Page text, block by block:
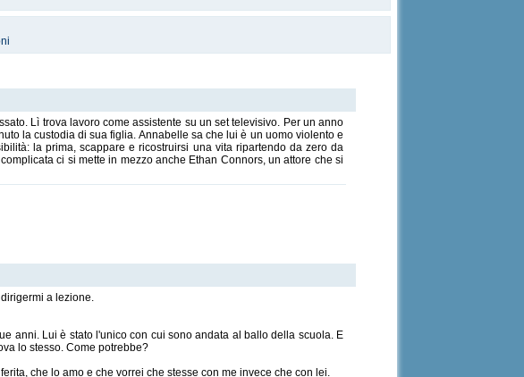
Lì trova lavoro come assistente su un set televisivo. Per un anno
la custodia di sua figlia. Annabelle sa che lui è un uomo violento e
la prima, scappare e ricostruirsi una vita ripartendo da zero da
ci si mette in mezzo anche Ethan Connors, un attore che si
a lezione.
anni. Lui è stato l'unico con cui sono andata al ballo della scuola. E
lo stesso. Come potrebbe?
che lo amo e che vorrei che stesse con me invece che con lei.